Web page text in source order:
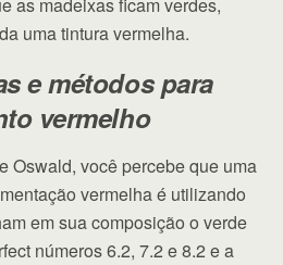
as madeixas ficam verdes,
uma tintura vermelha.
e métodos para
vermelho
Oswald, você percebe que uma
vermelha é utilizando
em sua composição o verde
números 6.2, 7.2 e 8.2 e a